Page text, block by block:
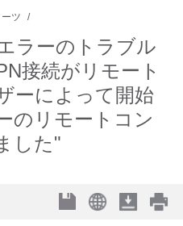
ツ
ラーのトラブル
接続がリモート
ーによって開始
のリモートコン
した"